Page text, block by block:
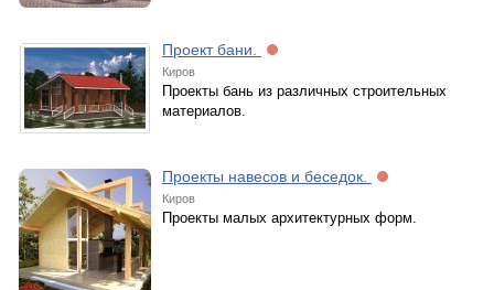
Проект бани.
Киров
Проекты бань из различных строительных
материалов.
Проекты навесов и беседок.
Киров
Проекты малых архитектурных форм.